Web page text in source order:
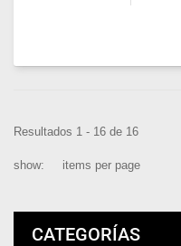
Resultados 1 - 16 de 16
show: items per page
CATEGORÍAS